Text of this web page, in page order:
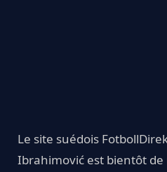
Le site suédois
Ibrahimović est bientôt de